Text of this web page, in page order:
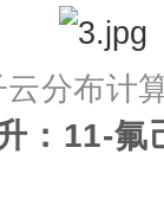
分布计
：11-